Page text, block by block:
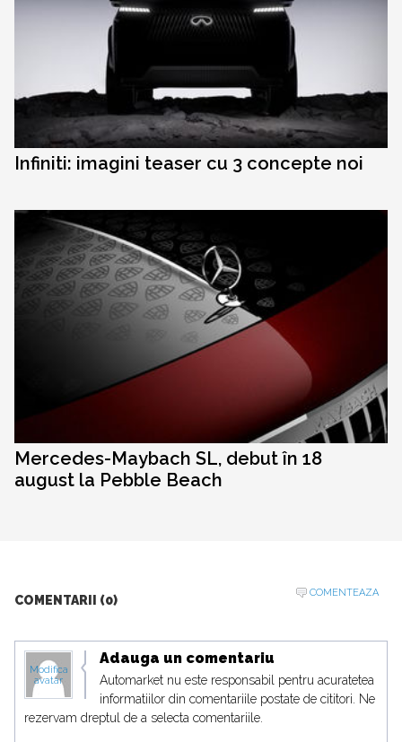
Infiniti: imagini teaser cu 3 concepte noi
Mercedes-Maybach SL, debut în 18
august la Pebble Beach
COMENTARII (0)
COMENTEAZA
Modifica
avatar
Adauga un comentariu
Automarket nu este responsabil pentru acuratetea
informatiilor din comentariile postate de cititori. Ne
rezervam dreptul de a selecta comentariile.